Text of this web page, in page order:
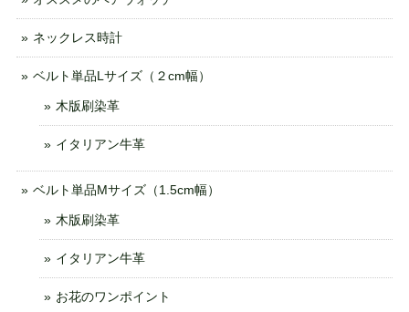
ネックレス時計
ベルト単品Lサイズ（２cm幅）
木版刷染革
イタリアン牛革
ベルト単品Mサイズ（1.5cm幅）
木版刷染革
イタリアン牛革
お花のワンポイント